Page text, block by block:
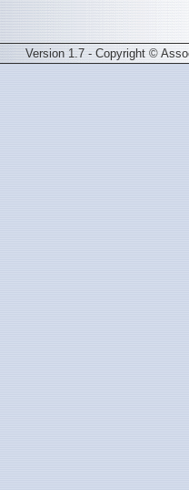
Version 1.7 - Copyright ©